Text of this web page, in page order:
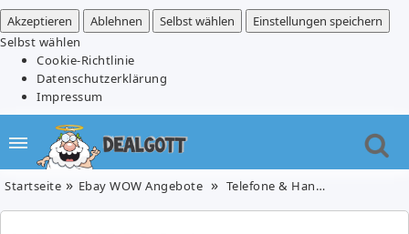
Akzeptieren
Ablehnen Selbst wählen
Einstellungen speichern
Selbst wählen
Cookie-Richtlinie
Datenschutzerklärung
Impressum
Startseite Ebay WOW Angebote Telefone & Handys